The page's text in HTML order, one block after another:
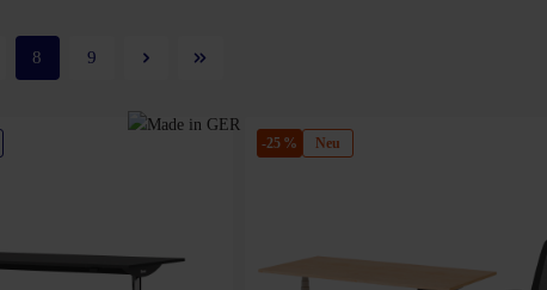
8 9
-25 % Neu